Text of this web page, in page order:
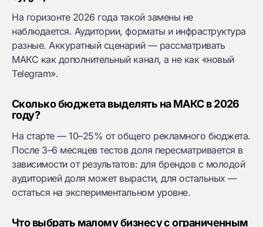
На горизонте 2026 года такой замены не
наблюдается. Аудитории, форматы и инфраструктура
разные. Аккуратный сценарий — рассматривать
МАКС как дополнительный канал, а не как «новый
Telegram».
Сколько бюджета выделять на МАКС в 2026
году?
На старте — 10–25% от общего рекламного бюджета.
После 3–6 месяцев тестов доля пересматривается в
зависимости от результатов: для брендов с молодой
аудиторией доля может вырасти, для остальных —
остаться на экспериментальном уровне.
Что выбрать малому бизнесу с ограниченным